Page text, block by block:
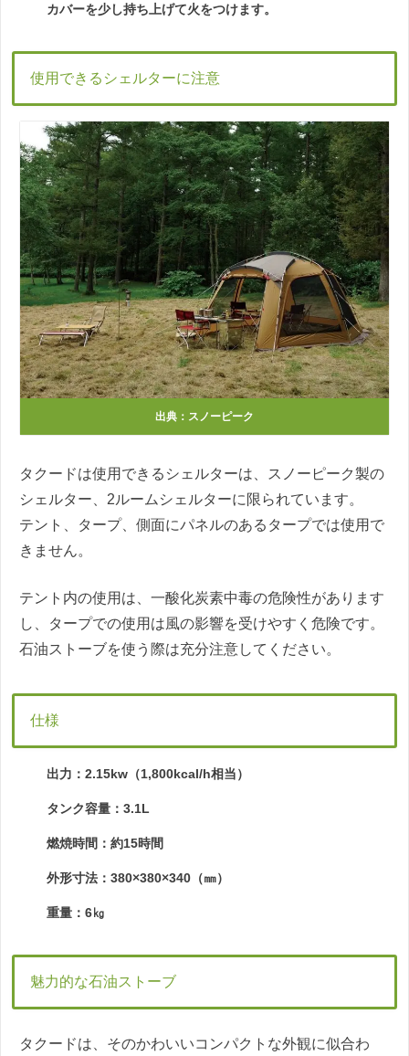
カバーを少し持ち上げて火をつけます。
使用できるシェルターに注意
出典：スノーピーク
タクードは使用できるシェルターは、スノーピーク製の
シェルター、2ルームシェルターに限られています。
テント、タープ、側面にパネルのあるタープでは使用で
きません。
テント内の使用は、一酸化炭素中毒の危険性があります
し、タープでの使用は風の影響を受けやすく危険です。
石油ストーブを使う際は充分注意してください。
仕様
出力：2.15kw（1,800kcal/h相当）
タンク容量：3.1L
燃焼時間：約15時間
外形寸法：380×380×340（㎜）
重量：6㎏
魅力的な石油ストーブ
タクードは、そのかわいいコンパクトな外観に似合わ